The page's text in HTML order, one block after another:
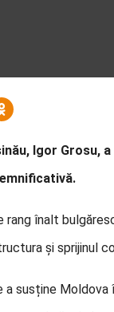
Igor Grosu,
rang înalt
și sprijinul
susține Moldova